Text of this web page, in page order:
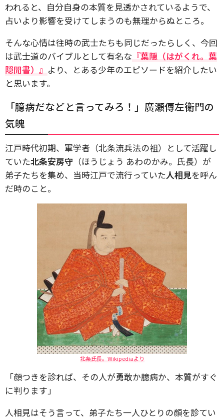
われると、自分自身の本質を見透かされているようで、
占いより影響を受けてしまうのも無理からぬところ。
そんな心情は往時の武士たちも同じだったらしく、今回
は武士道のバイブルとして有名な 『葉隠（はがくれ。葉
隠聞書）』 より、とある少年のエピソードを紹介したい
と思います。
「臆病だなどと言ってみろ！」廣瀬傳左衛門の
気魄
江戸時代初期、軍学者（北条流兵法の祖）として活躍し
ていた北条安房守 （ほうじょう あわのかみ。氏長）が
弟子たちを集め、当時江戸で流行っていた人相見を呼ん
だ時のこと。
北条氏長。Wikipediaより
「顔つきを診れば、その人が勇敢か臆病か、本質がすぐ
に判ります」
人相見はそう言って、弟子たち一人ひとりの顔を診てい